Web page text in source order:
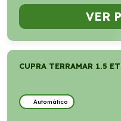
VER
CUPRA TERRAMAR 1.5
Automático